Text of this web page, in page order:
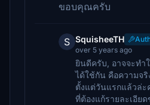
ขอบคุณครับ
S SquisheeTH
over 5 years ago
ยินดีครับ, อาจจะทำ
ได้ใช้กัน คือความจริ
ตั้งแต่วันแรกแล้วล่
ที่ต้องแก้รายละเอีย